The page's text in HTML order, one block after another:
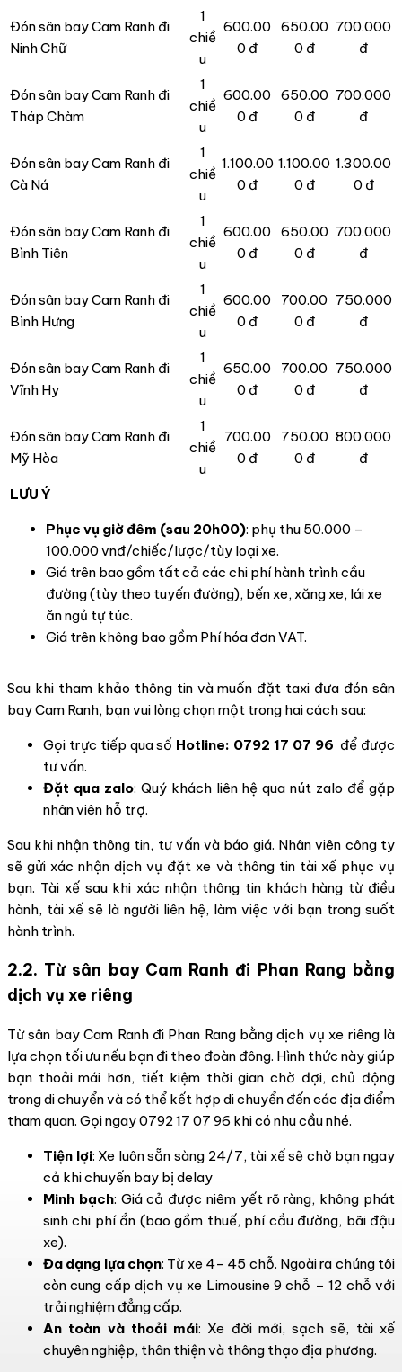
Đón sân bay Cam Ranh đi
Ninh Chữ
1
chiề
u
600.00
0 đ
650.00
0 đ
700.000
đ
Đón sân bay Cam Ranh đi
Tháp Chàm
1
chiề
u
600.00
0 đ
650.00
0 đ
700.000
đ
Đón sân bay Cam Ranh đi
Cà Ná
1
chiề
u
1.100.00
0 đ
1.100.00
0 đ
1.300.00
0 đ
Đón sân bay Cam Ranh đi
Bình Tiên
1
chiề
u
600.00
0 đ
650.00
0 đ
700.000
đ
Đón sân bay Cam Ranh đi
Bình Hưng
1
chiề
u
600.00
0 đ
700.00
0 đ
750.000
đ
Đón sân bay Cam Ranh đi
Vĩnh Hy
1
chiề
u
650.00
0 đ
700.00
0 đ
750.000
đ
Đón sân bay Cam Ranh đi
Mỹ Hòa
1
chiề
u
700.00
0 đ
750.00
0 đ
800.000
đ
LƯU Ý
Phục vụ giờ đêm (sau 20h00): phụ thu 50.000 –
100.000 vnđ/chiếc/lược/tùy loại xe.
Giá trên bao gồm tất cả các chi phí hành trình cầu
đường (tùy theo tuyến đường), bến xe, xăng xe, lái xe
ăn ngủ tự túc.
Giá trên không bao gồm Phí hóa đơn VAT.
Sau khi tham khảo thông tin và muốn đặt taxi đưa đón sân
bay Cam Ranh, bạn vui lòng chọn một trong hai cách sau:
Gọi trực tiếp qua số Hotline: 0792 17 07 96 để được
tư vấn.
Đặt qua zalo: Quý khách liên hệ qua nút zalo để gặp
nhân viên hỗ trợ.
Sau khi nhận thông tin, tư vấn và báo giá. Nhân viên công ty
sẽ gửi xác nhận dịch vụ đặt xe và thông tin tài xế phục vụ
bạn. Tài xế sau khi xác nhận thông tin khách hàng từ điều
hành, tài xế sẽ là người liên hệ, làm việc với bạn trong suốt
hành trình.
2.2. Từ sân bay Cam Ranh đi Phan Rang bằng
dịch vụ xe riêng
Từ sân bay Cam Ranh đi Phan Rang bằng dịch vụ xe riêng là
lựa chọn tối ưu nếu bạn đi theo đoàn đông. Hình thức này giúp
bạn thoải mái hơn, tiết kiệm thời gian chờ đợi, chủ động
trong di chuyển và có thể kết hợp di chuyển đến các địa điểm
tham quan. Gọi ngay 0792 17 07 96 khi có nhu cầu nhé.
Tiện lợi: Xe luôn sẵn sàng 24/7, tài xế sẽ chờ bạn ngay
cả khi chuyến bay bị delay
Minh bạch: Giá cả được niêm yết rõ ràng, không phát
sinh chi phí ẩn (bao gồm thuế, phí cầu đường, bãi đậu
xe).
Đa dạng lựa chọn: Từ xe 4- 45 chỗ. Ngoài ra chúng tôi
còn cung cấp dịch vụ xe Limousine 9 chỗ – 12 chỗ với
trải nghiệm đẳng cấp.
An toàn và thoải mái: Xe đời mới, sạch sẽ, tài xế
chuyên nghiệp, thân thiện và thông thạo địa phương.